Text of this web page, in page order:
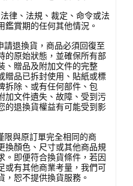
法律、法規、裁定、命令或法
鑑賞期的任何其他情況。
請退換貨，商品必須回復至
的原始狀態，並確保所有部
、贈品及附加文件的完整
贈品已拆封使用、貼紙或標
拆除、或有任何部件、包
加文件遺失、故障、受到污
的退換貨權益有可能受到影
限與原訂單完全相同的商
換顏色、尺寸或其他商品規
。即便符合換貨條件，若因
或有其他商業考量，我們可
，恕不提供換貨服務。